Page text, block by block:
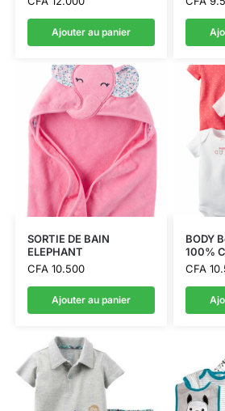
Ajouter au panier
SORTIE DE BAIN
ELEPHANT
CFA10.500
Ajouter au panier
BODY
100%
CFA